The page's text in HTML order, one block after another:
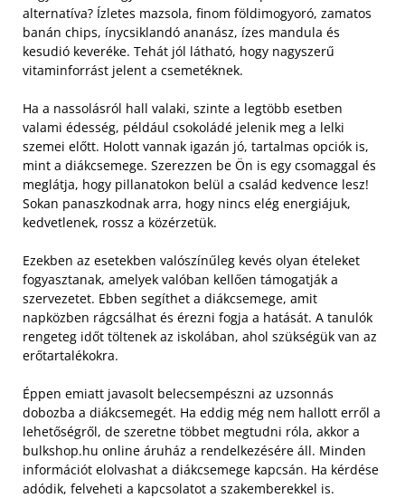
alternatíva? Ízletes mazsola, finom földimogyoró, zamatos
banán chips, ínycsiklandó ananász, ízes mandula és
kesudió keveréke. Tehát jól látható, hogy nagyszerű
vitaminforrást jelent a csemetéknek.
Ha a nassolásról hall valaki, szinte a legtöbb esetben
valami édesség, például csokoládé jelenik meg a lelki
szemei előtt. Holott vannak igazán jó, tartalmas opciók is,
mint a diákcsemege. Szerezzen be Ön is egy csomaggal és
meglátja, hogy pillanatokon belül a család kedvence lesz!
Sokan panaszkodnak arra, hogy nincs elég energiájuk,
kedvetlenek, rossz a közérzetük.
Ezekben az esetekben valószínűleg kevés olyan ételeket
fogyasztanak, amelyek valóban kellően támogatják a
szervezetet. Ebben segíthet a diákcsemege, amit
napközben rágcsálhat és érezni fogja a hatását. A tanulók
rengeteg időt töltenek az iskolában, ahol szükségük van az
erőtartalékokra.
Éppen emiatt javasolt belecsempészni az uzsonnás
dobozba a diákcsemegét. Ha eddig még nem hallott erről a
lehetőségről, de szeretne többet megtudni róla, akkor a
bulkshop.hu online áruház a rendelkezésére áll. Minden
információt elolvashat a diákcsemege kapcsán. Ha kérdése
adódik, felveheti a kapcsolatot a szakemberekkel is.